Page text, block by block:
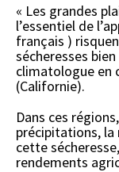
« Les grandes
l’essentiel de
français )
sécheresses
climatologue en
(Californie).
Dans ces
précipitations, la
cette
rendements